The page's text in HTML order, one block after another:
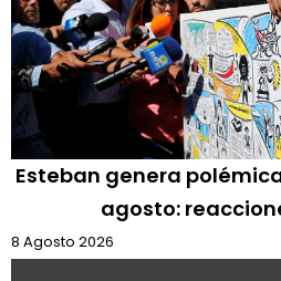
Esteban genera
agosto:
8 Agosto 2026